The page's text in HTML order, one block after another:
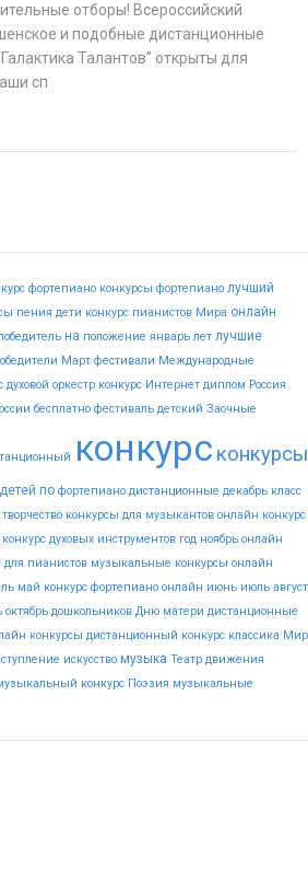
отборы! Всероссийский
и подобные дистанционные
Талантов” открыты для
сп
фортепиано конкурсы фортепиано лучший
пения дети конкурс пианистов Мира онлайн
на положение январь лет лучшие
Март фестивали Международные
духовой оркестр конкурс Интернет диплом Россия
бесплатно фестиваль детский Заочные
конкурс конкурсы
детей по фортепиано дистанционные декабрь класс
творчество конкурсы для музыкантов онлайн конкурс
конкурс духовых инструментов год ноябрь онлайн
для пианистов музыкальные конкурсы онлайн
май конкурс фортепиано онлайн июнь июль август
октябрь дошкольников Дню матери дистанционные
конкурсы дистанционный конкурс классика Мир
искусство музыка Театр движения
конкурс Поэзия музыкальные